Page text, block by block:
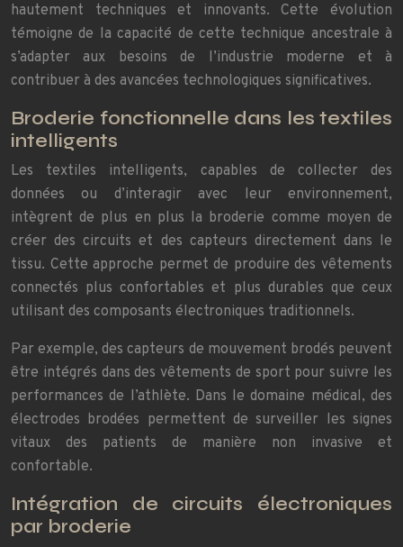
hautement techniques et innovants. Cette évolution
témoigne de la capacité de cette technique ancestrale à
s’adapter aux besoins de l’industrie moderne et à
contribuer à des avancées technologiques significatives.
Broderie fonctionnelle dans les textiles
intelligents
Les textiles intelligents, capables de collecter des
données ou d’interagir avec leur environnement,
intègrent de plus en plus la broderie comme moyen de
créer des circuits et des capteurs directement dans le
tissu. Cette approche permet de produire des vêtements
connectés plus confortables et plus durables que ceux
utilisant des composants électroniques traditionnels.
Par exemple, des capteurs de mouvement brodés peuvent
être intégrés dans des vêtements de sport pour suivre les
performances de l’athlète. Dans le domaine médical, des
électrodes brodées permettent de surveiller les signes
vitaux des patients de manière non invasive et
confortable.
Intégration de circuits électroniques
par broderie